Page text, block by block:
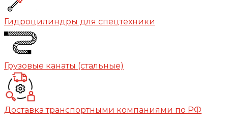
Гидроцилиндры для спецтехники
Грузовые канаты (стальные)
Доставка транспортными компаниями по РФ